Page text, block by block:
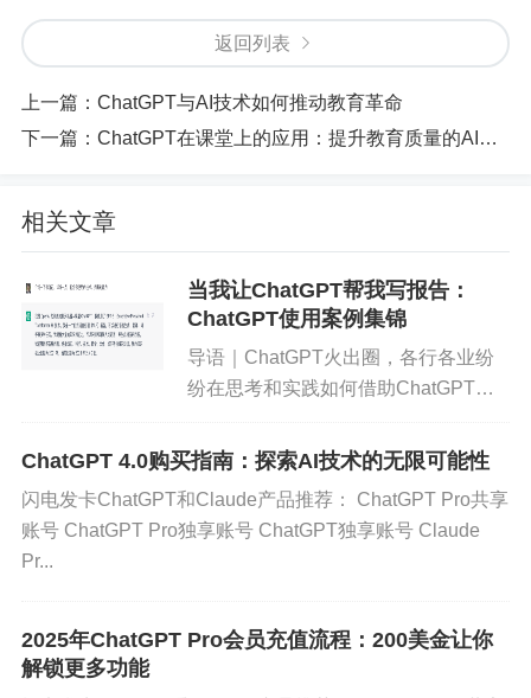
羞或者不自信而不敢提问。ChatGPT的匿名性和友
极参与到学习中来。这样的互动有助于提高学生的
参与感和自信心。
ChatGPT在教育中的应用
：ChatGPT可以作为在线辅导老
师，回答学生在学习过程中遇到的各种问题。无论
是数学、物理、化学等理科，还是语文、历史等文
科，ChatGPT都能提供及时有效的帮助。
T是一个绝佳的练习伙伴。它不仅能提供词汇和语法
的解释，还能进行对话练习，帮助学生提高口语和
写作能力。
拟考试和练习，系统会根据其表现给出评估和改进
建议。这种即时反馈机制，有助于学生了解自己的
返回列表
上一篇： ChatGPT与AI技术如何推动教育革命
下一篇： ChatGPT在课堂上的应用：提升教育质量的AI助手
相关文章
当我让ChatGPT帮我写报告：
ChatGPT使用案例集锦
导语｜ChatGPT火出圈，各行各业纷
纷在思考和实践如何借助ChatGPT降
识获取、文本总结、数据分析、价值洞
用的场景之一。本文...
ChatGPT 4.0购买指南：探索AI技术的无限可能性
闪电发卡ChatGPT和Claude产品推荐： ChatGPT Pro共享
账号 ChatGPT Pro独享账号 ChatGPT独享账号 Claude
Pr...
2025年ChatGPT Pro会员充值流程：200美金让你
解锁更多功能